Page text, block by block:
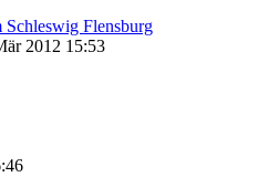
Schleswig Flensburg
2012 15:53